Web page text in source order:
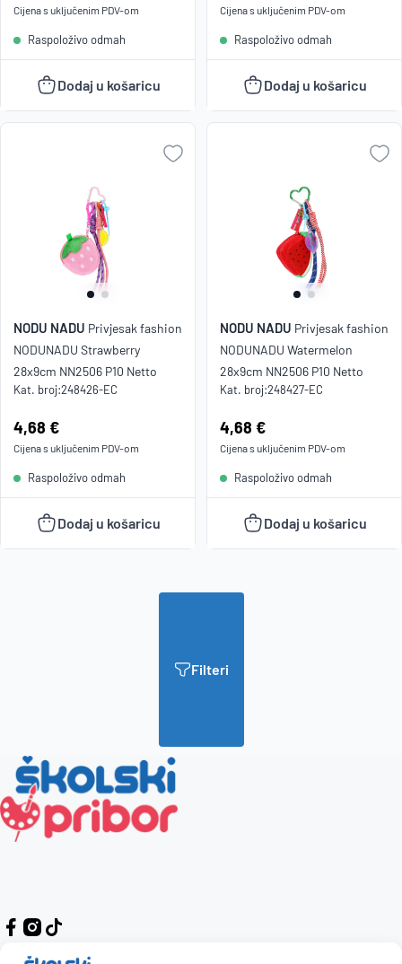
Cijena s uključenim PDV-om
Raspoloživo odmah
Dodaj u košaricu
Cijena s uključenim PDV-om
Raspoloživo odmah
Dodaj u košaricu
NODU NADU Privjesak fashion
NODUNADU Strawberry
28x9cm NN2506 P10 Netto
Kat. broj:248426-EC
Cijena:
4,68 €
Cijena s uključenim PDV-om
Raspoloživo odmah
Dodaj u košaricu
NODU NADU Privjesak fashion
NODUNADU Watermelon
28x9cm NN2506 P10 Netto
Kat. broj:248427-EC
Cijena:
4,68 €
Cijena s uključenim PDV-om
Raspoloživo odmah
Dodaj u košaricu
Filteri